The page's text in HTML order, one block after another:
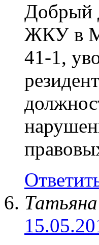
Добрый
ЖКУ в
41-1,
Татьяна